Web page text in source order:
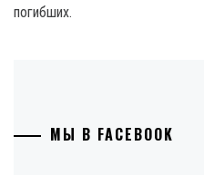
погибших.
МЫ В FACEBOOK